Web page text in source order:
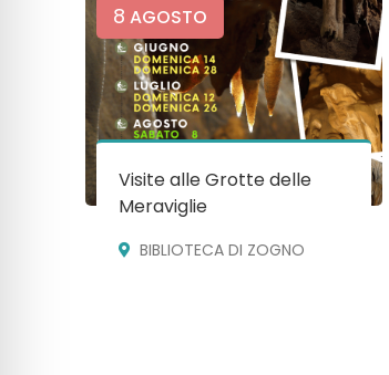
8 AGOSTO
Visite alle Grotte delle
Meraviglie
BIBLIOTECA DI ZOGNO